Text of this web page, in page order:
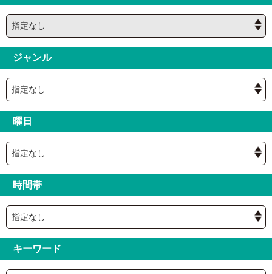
ジャンル
曜日
時間帯
キーワード